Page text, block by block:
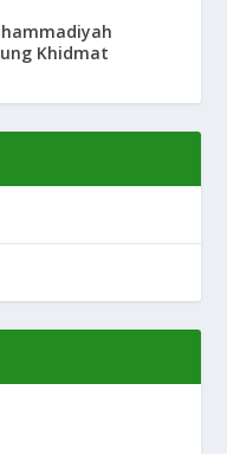
Khidmat